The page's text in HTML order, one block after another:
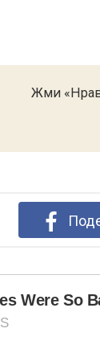
Жми